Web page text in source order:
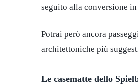
seguito alla conversione
Potrai però ancora
architettoniche più
Le casematte dello